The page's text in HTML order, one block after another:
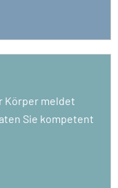
Körper meldet
Sie kompetent